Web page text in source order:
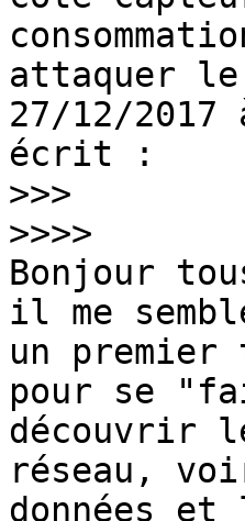
attaquer le
27/12/
écrit :
>>>
>>>>
Bonjour
il me
un
pour se
découvrir
réseau,
données